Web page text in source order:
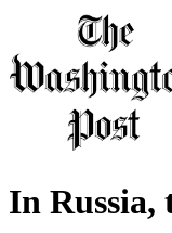
In Russia,